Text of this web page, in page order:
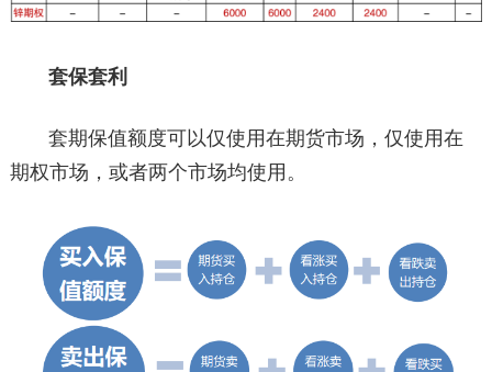
套保套利
套期保值额度可以仅使用在期货市场，仅使用在
期权市场，或者两个市场均使用。